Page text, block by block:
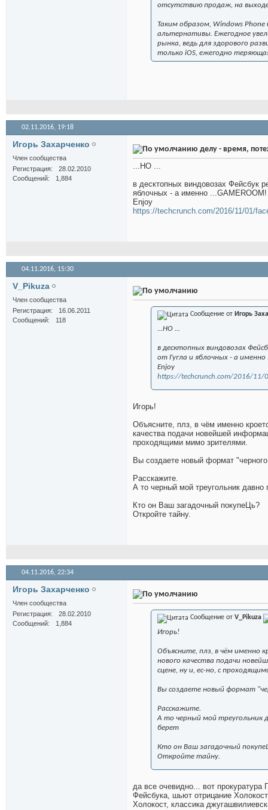
отсутствию продаж, на
Таким образом, Windows
альтернативы. Ежегодное
рынка, ведь для здорового
только iOS, ежегодно
02.11.2016, 19:18
Игорь Захарченко
Член сообщества
Регистрация
28.02.2010
Сообщений
1,884
делу - время,
...НО ...
в десктопных виндовозах Фейсбук
яблочных - а именно ...GAMEROOM!
Enjoy
https://techcrunch.com/2016/11/01/
04.11.2016, 15:30
V_Pikuza
Член сообщества
Регистрация
16.06.2011
Сообщений
118
Сообщение от Игорь
...НО ...
в десктопных виндовозах
от Гугла и яблочных - а именно
Enjoy
https://techcrunch.com/2016/11/
Игорь!
Объясните, плз, в чём именно
качества подачи новейшей
проходящими мимо зрителями.
Вы создаете новый формат
Расскажите.
А то черный мой треугольник
Кто он Ваш загадочный покупеЦь?
Откройте тайну.
04.11.2016, 22:34
Игорь Захарченко
Член сообщества
Регистрация
28.02.2010
Сообщений
1,884
Сообщение от V_Pikuza
Игорь!
Объясните, плз, в чём именно
нового качества подачи
сцене, ну и, ес-но, с
Вы создаете новый формат
Расскажите.
А то черный мой треугольник
берет
Кто он Ваш загадочный
Откройте тайну.
да все очевидно... вот
Фейсбука, шьют отрицание
Холокост, классика